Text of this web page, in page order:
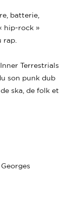
batterie,
hip-rock »
rap.
Terrestrials
son punk dub
ska, de folk et